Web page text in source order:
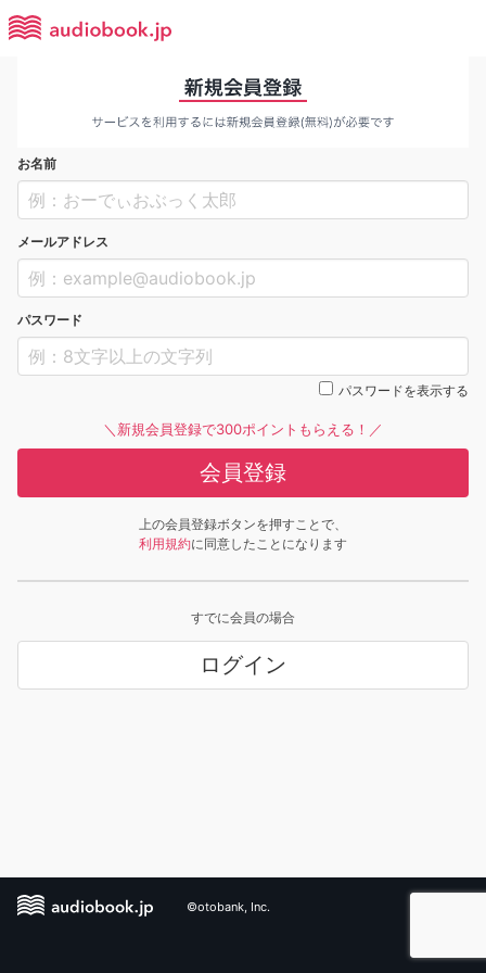
お名前
メールアドレス
パスワード
パスワードを表示する
＼新規会員登録で300ポイントもらえる！／
会員登録
上の会員登録ボタンを押すことで、
利用規約に同意したことになります
すでに会員の場合
ログイン
©otobank, Inc.